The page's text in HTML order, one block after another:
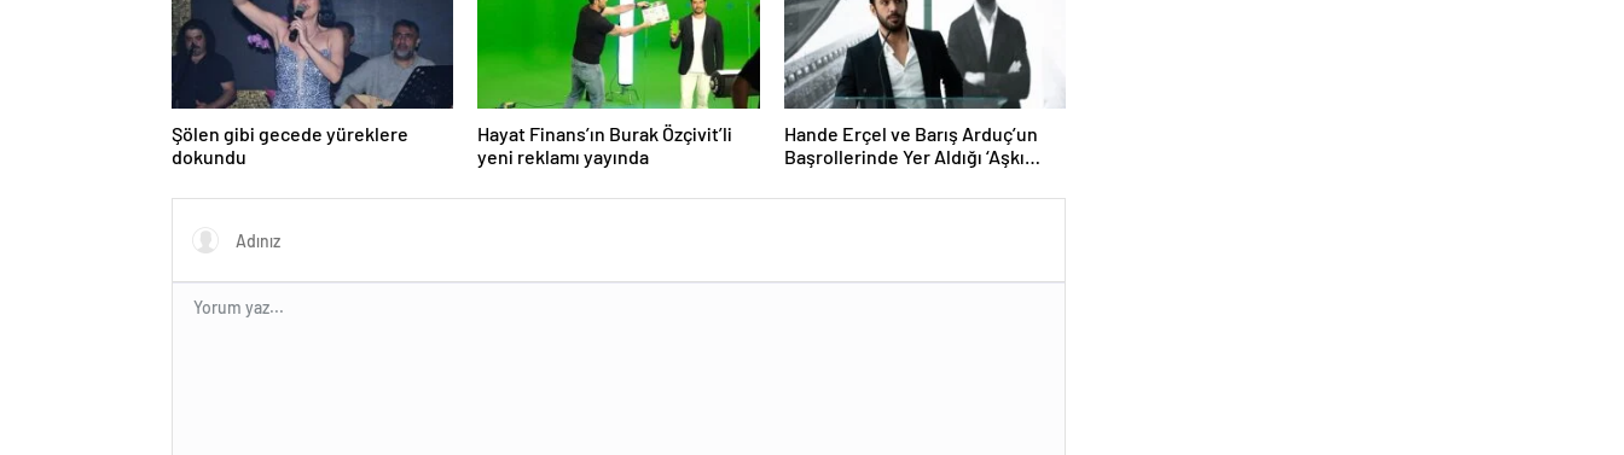
Şölen gibi gecede yüreklere
dokundu
Hayat Finans’ın Burak Özçivit’li
yeni reklamı yayında
Hande Erçel ve Barış Arduç’un
Başrollerinde Yer Aldığı ‘Aşkı
Şimdi Disney+’ta Yayında!